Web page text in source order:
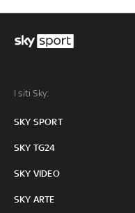
I siti Sky:
SKY SPORT
SKY TG24
SKY VIDEO
SKY ARTE